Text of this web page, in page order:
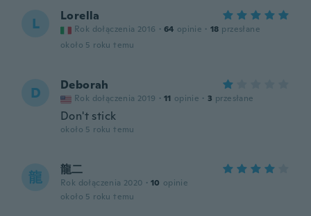
L Lorella
Rok dołączenia 2016 · 64 opinie · 18 przesłane
około 5 roku temu
D Deborah
Rok dołączenia 2019 · 11 opinie · 3 przesłane
Don't stick
około 5 roku temu
龍 龍二
Rok dołączenia 2020 · 10 opinie
około 5 roku temu